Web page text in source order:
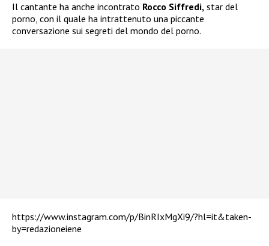
Il cantante ha anche incontrato Rocco Siffredi, star del
porno, con il quale ha intrattenuto una piccante
conversazione sui segreti del mondo del porno.
https://www.instagram.com/p/BinRIxMgXi9/?hl=it&taken-
by=redazioneiene